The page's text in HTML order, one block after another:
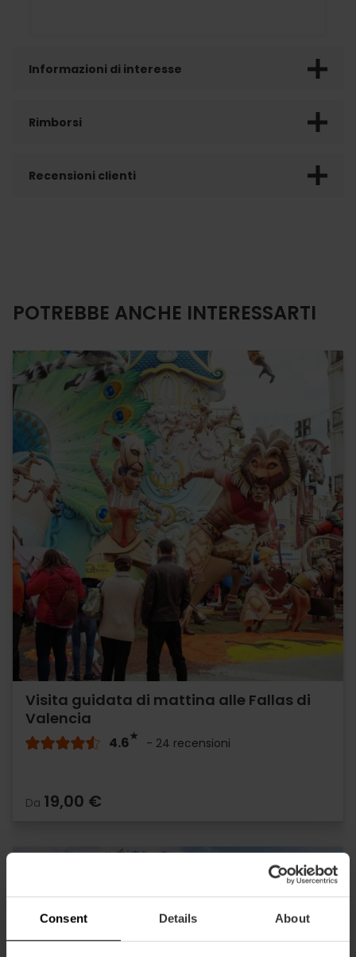
Consent Details About
Informazioni di interesse
Rimborsi
Recensioni clienti
POTREBBE ANCHE INTERESSARTI
Visita guidata di mattina alle Fallas di
Valencia
4.6 - 24 recensioni
Da 19,00 €